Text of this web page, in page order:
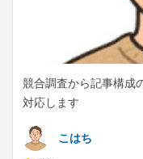
競合調査から記事構成
対応します
こはち